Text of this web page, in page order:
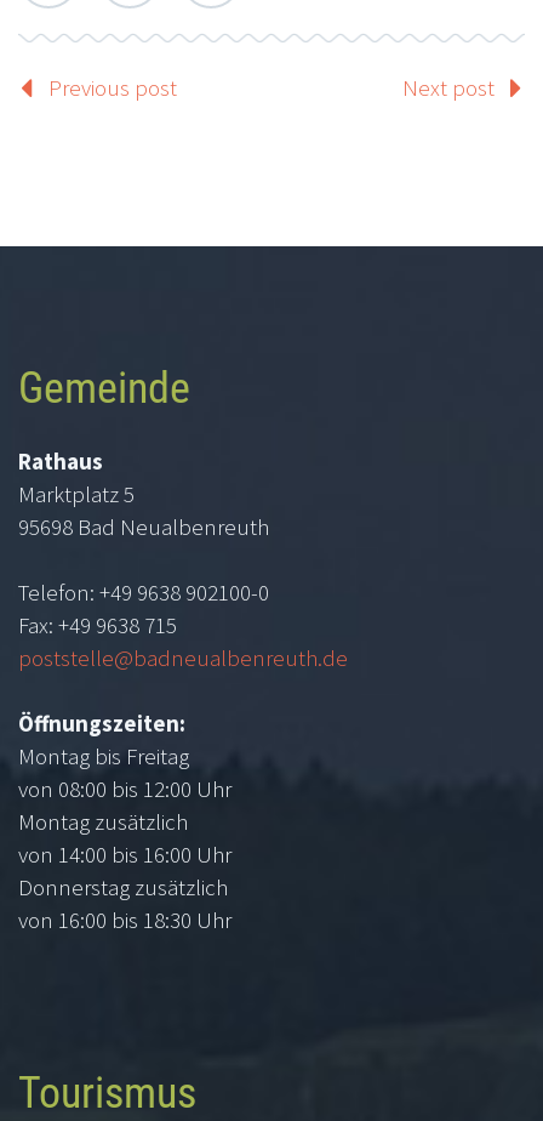
Previous post Next post
Gemeinde
Rathaus
Marktplatz 5
95698 Bad Neualbenreuth
Telefon: +49 9638 902100-0
Fax: +49 9638 715
poststelle@badneualbenreuth.de
Öffnungszeiten:
Montag bis Freitag
von 08:00 bis 12:00 Uhr
Montag zusätzlich
von 14:00 bis 16:00 Uhr
Donnerstag zusätzlich
von 16:00 bis 18:30 Uhr
Tourismus